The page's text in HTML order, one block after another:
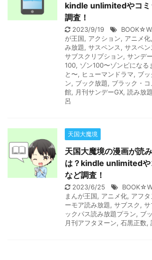
kindle unlimitedやコミ
調査！
2023/9/19
が王国, アクション, アニメ化,
み放題, サスペンス, サスペ
サブスクリプション, サンデ
100, ゾン100〜ゾンビになる
と〜, ヒューマンドラマ, ブ
ン, ブック放題, ブラック・コ
館, 月刊サンデーGX, 読み放題
呂
天国大魔境
天国大魔境の漫画が読
は？kindle unlimitedや
など調査！
2023/6/25
まんが王国, アニメ化, アフ
ーモア読み放題, サブスク, サ
ックパス読み放題プラン, ブ
月刊アフタヌーン, 石黒正数,